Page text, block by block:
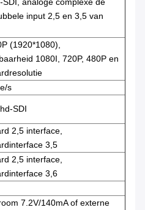
SDI, analoge complexe de
input 2,5 en 3,5 van
(1920*1080),
1080I, 720P, 480P en
s
SDI
2,5 interface,
3,5
2,5 interface,
3,6
7.2V/140mA of externe